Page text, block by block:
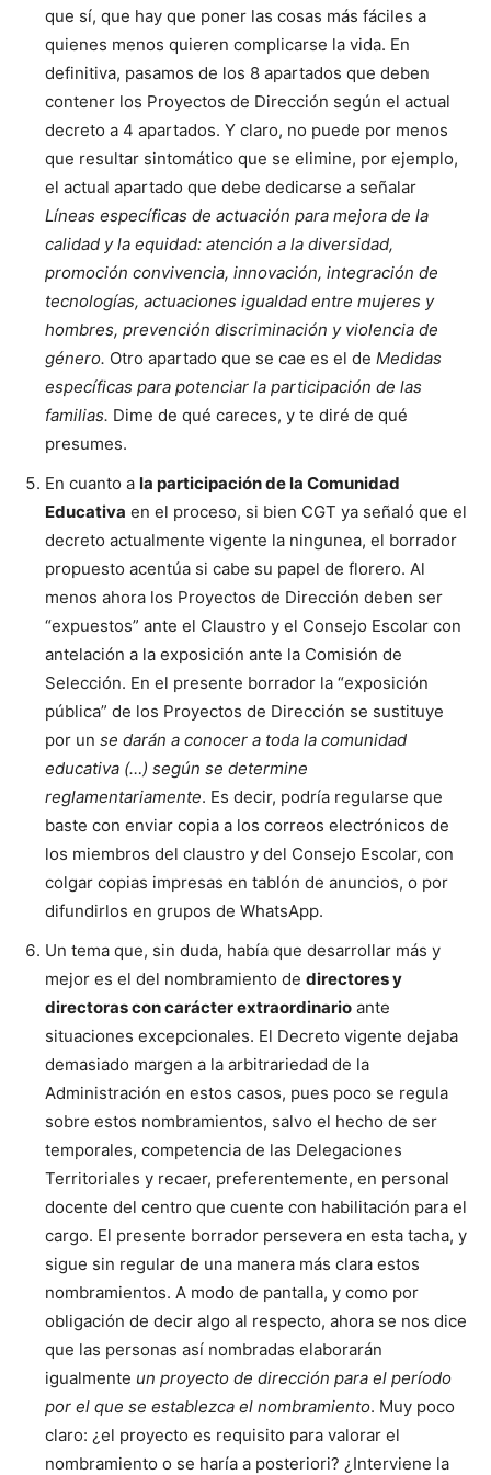
que sí, que hay que poner las cosas más fáciles a
quienes menos quieren complicarse la vida. En
definitiva, pasamos de los 8 apartados que deben
contener los Proyectos de Dirección según el actual
decreto a 4 apartados. Y claro, no puede por menos
que resultar sintomático que se elimine, por ejemplo,
el actual apartado que debe dedicarse a señalar
Líneas específicas de actuación para mejora de la
calidad y la equidad: atención a la diversidad,
promoción convivencia, innovación, integración de
tecnologías, actuaciones igualdad entre mujeres y
hombres, prevención discriminación y violencia de
género. Otro apartado que se cae es el de Medidas
específicas para potenciar la participación de las
familias. Dime de qué careces, y te diré de qué
presumes.
En cuanto a la participación de la Comunidad
Educativa en el proceso, si bien CGT ya señaló que el
decreto actualmente vigente la ningunea, el borrador
propuesto acentúa si cabe su papel de florero. Al
menos ahora los Proyectos de Dirección deben ser
“expuestos” ante el Claustro y el Consejo Escolar con
antelación a la exposición ante la Comisión de
Selección. En el presente borrador la “exposición
pública” de los Proyectos de Dirección se sustituye
por un se darán a conocer a toda la comunidad
educativa (…) según se determine
reglamentariamente. Es decir, podría regularse que
baste con enviar copia a los correos electrónicos de
los miembros del claustro y del Consejo Escolar, con
colgar copias impresas en tablón de anuncios, o por
difundirlos en grupos de WhatsApp.
Un tema que, sin duda, había que desarrollar más y
mejor es el del nombramiento de directores y
directoras con carácter extraordinario ante
situaciones excepcionales. El Decreto vigente dejaba
demasiado margen a la arbitrariedad de la
Administración en estos casos, pues poco se regula
sobre estos nombramientos, salvo el hecho de ser
temporales, competencia de las Delegaciones
Territoriales y recaer, preferentemente, en personal
docente del centro que cuente con habilitación para el
cargo. El presente borrador persevera en esta tacha, y
sigue sin regular de una manera más clara estos
nombramientos. A modo de pantalla, y como por
obligación de decir algo al respecto, ahora se nos dice
que las personas así nombradas elaborarán
igualmente un proyecto de dirección para el período
por el que se establezca el nombramiento. Muy poco
claro: ¿el proyecto es requisito para valorar el
nombramiento o se haría a posteriori? ¿Interviene la